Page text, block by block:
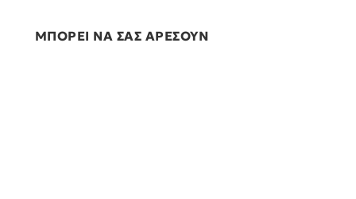
ΜΠΟΡΕΙ ΝΑ ΣΑΣ ΑΡΕΣΟΥΝ